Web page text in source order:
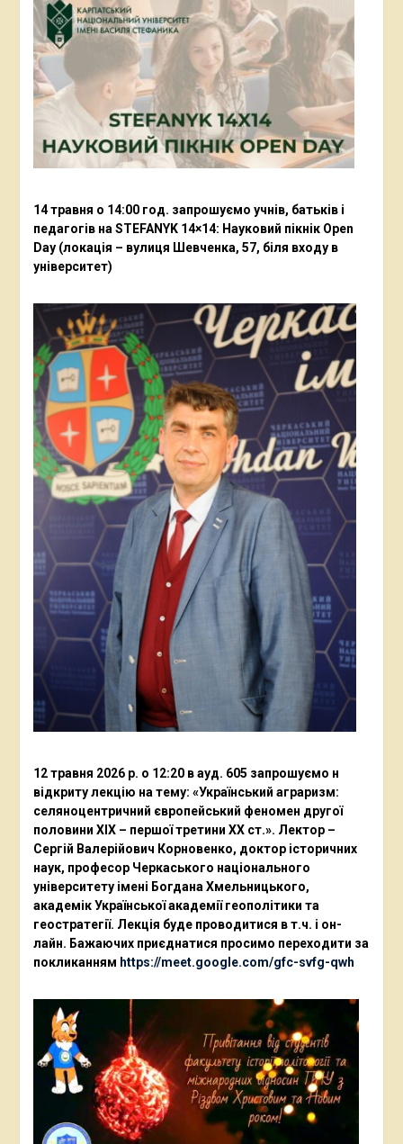
14 травня о 14:00 год. запрошуємо учнів, батьків і
педагогів на STEFANYK 14×14: Науковий пікнік Open
Day (локація – вулиця Шевченка, 57, біля входу в
університет)
12 травня 2026 р. о 12:20 в ауд. 605 запрошуємо н
відкриту лекцію на тему: «Український аграризм:
селяноцентричний європейський феномен другої
половини ХІХ – першої третини ХХ ст.». Лектор –
Сергій Валерійович Корновенко, доктор історичних
наук, професор Черкаського національного
університету імені Богдана Хмельницького,
академік Української академії геополітики та
геостратегії. Лекція буде проводитися в т.ч. і он-
лайн. Бажаючих приєднатися просимо переходити за
покликанням https://meet.google.com/gfc-svfg-qwh